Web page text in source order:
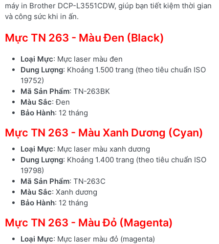
máy in Brother DCP-L3551CDW, giúp bạn tiết kiệm thời gian
và công sức khi in ấn.
Mực TN 263 - Màu Đen (Black)
Loại Mực: Mực laser màu đen
Dung Lượng: Khoảng 1.500 trang (theo tiêu chuẩn ISO
19752)
Mã Sản Phẩm: TN-263BK
Màu Sắc: Đen
Bảo Hành: 12 tháng
Mực TN 263 - Màu Xanh Dương (Cyan)
Loại Mực: Mực laser màu xanh dương
Dung Lượng: Khoảng 1.400 trang (theo tiêu chuẩn ISO
19798)
Mã Sản Phẩm: TN-263C
Màu Sắc: Xanh dương
Bảo Hành: 12 tháng
Mực TN 263 - Màu Đỏ (Magenta)
Loại Mực: Mực laser màu đỏ (magenta)